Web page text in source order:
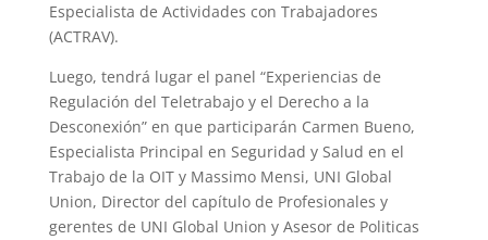
Especialista de Actividades con Trabajadores
(ACTRAV).
Luego, tendrá lugar el panel “Experiencias de
Regulación del Teletrabajo y el Derecho a la
Desconexión” en que participarán Carmen Bueno,
Especialista Principal en Seguridad y Salud en el
Trabajo de la OIT y Massimo Mensi, UNI Global
Union, Director del capítulo de Profesionales y
gerentes de UNI Global Union y Asesor de Politicas